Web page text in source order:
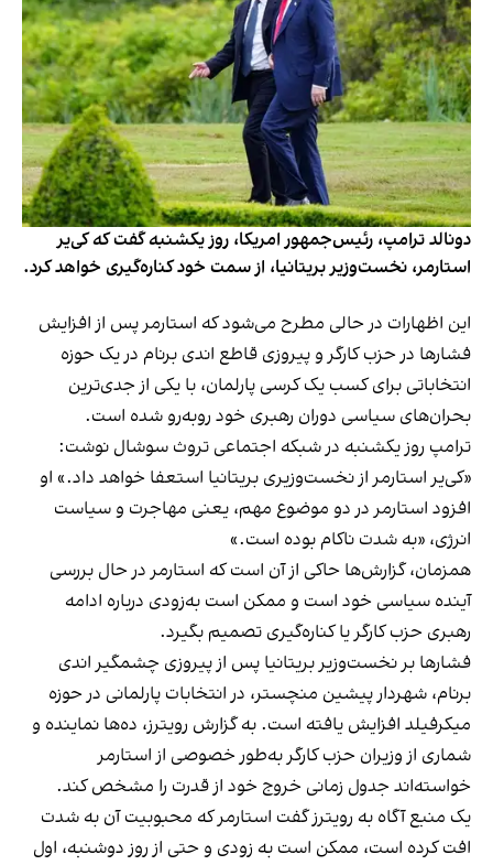
دونالد ترامپ، رئیس‌جمهور امریکا، روز یکشنبه گفت که کی‌یر
استارمر، نخست‌وزیر بریتانیا، از سمت خود کناره‌گیری خواهد کرد.
این اظهارات در حالی مطرح می‌شود که استارمر پس از افزایش
فشارها در حزب کارگر و پیروزی قاطع اندی برنام در یک حوزه
انتخاباتی برای کسب یک کرسی پارلمان، با یکی از جدی‌ترین
بحران‌های سیاسی دوران رهبری خود روبه‌رو شده است.
ترامپ روز یکشنبه در شبکه اجتماعی تروث سوشال نوشت:
«کی‌یر استارمر از نخست‌وزیری بریتانیا استعفا خواهد داد.» او
افزود استارمر در دو موضوع مهم، یعنی مهاجرت و سیاست
انرژی، «به شدت ناکام بوده است.»
همزمان، گزارش‌ها حاکی از آن است که استارمر در حال بررسی
آینده سیاسی خود است و ممکن است به‌زودی درباره ادامه
رهبری حزب کارگر یا کناره‌گیری تصمیم بگیرد.
فشارها بر نخست‌وزیر بریتانیا پس از پیروزی چشمگیر اندی
برنام، شهردار پیشین منچستر، در انتخابات پارلمانی در حوزه
میکرفیلد افزایش یافته است. به گزارش رویترز، ده‌ها نماینده و
شماری از وزیران حزب کارگر به‌طور خصوصی از استارمر
خواسته‌اند جدول زمانی خروج خود از قدرت را مشخص کند.
یک منبع آگاه به رویترز گفت استارمر که محبوبیت آن به شدت
افت کرده است، ممکن است به زودی و حتی از روز دوشنبه، اول